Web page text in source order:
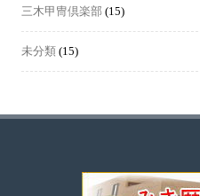
三木甲冑倶楽部 (15)
未分類 (15)